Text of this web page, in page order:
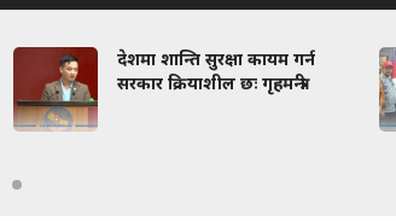
देशमा शान्ति सुरक्षा कायम गर्न
सरकार क्रियाशील छः गृहमन्त्री